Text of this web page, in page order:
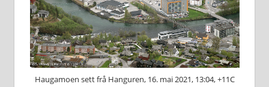
Haugamoen sett frå Hanguren, 16. mai 2021, 13:04, +11C